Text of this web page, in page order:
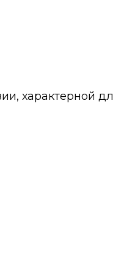
характерной